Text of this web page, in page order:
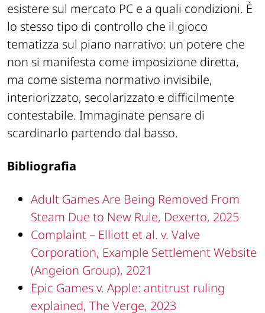
esistere sul mercato PC e a quali condizioni. È
lo stesso tipo di controllo che il gioco
tematizza sul piano narrativo: un potere che
non si manifesta come imposizione diretta,
ma come sistema normativo invisibile,
interiorizzato, secolarizzato e difficilmente
contestabile. Immaginate pensare di
scardinarlo partendo dal basso.
Bibliografia
Adult Games Are Being Removed From
Steam Due to New Rule, Dexerto, 2025
Complaint – Elliott et al. v. Valve
Corporation, Example Settlement Website
(Angeion Group), 2021
Epic Games v. Apple: antitrust ruling
explained, The Verge, 2023